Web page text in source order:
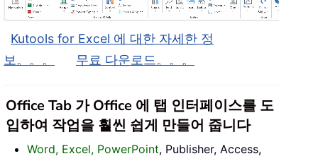
Kutools for Excel 에 대한 자세한 정
보。。。
무료 다운로드。。。
Office Tab 가 Office 에 탭 인터페이스를 도
입하여 작업을 훨씬 쉽게 만들어 줍니다
Word, Excel, PowerPoint, Publisher, Access,